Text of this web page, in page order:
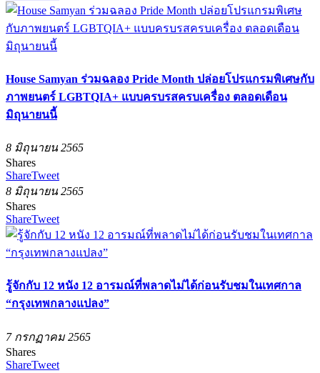
House Samyan ร่วมฉลอง Pride Month ปล่อยโปรแกรมพิเศษกับ
ภาพยนตร์ LGBTQIA+ แบบครบรสครบเครื่อง ตลอดเดือน
มิถุนายนนี้
8 มิถุนายน 2565
Shares
ShareTweet
8 มิถุนายน 2565
Shares
ShareTweet
รู้จักกับ 12 หนัง 12 อารมณ์ที่พลาดไม่ได้ก่อนรับชมในเทศกาล
“กรุงเทพกลางแปลง”
7 กรกฏาคม 2565
Shares
ShareTweet